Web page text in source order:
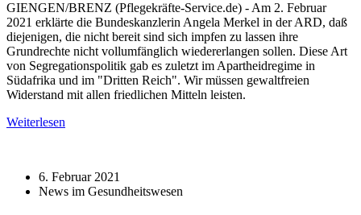
GIENGEN/BRENZ (Pflegekräfte-Service.de) - Am 2. Februar
2021 erklärte die Bundeskanzlerin Angela Merkel in der ARD, daß
diejenigen, die nicht bereit sind sich impfen zu lassen ihre
Grundrechte nicht vollumfänglich wiedererlangen sollen. Diese Art
von Segregationspolitik gab es zuletzt im Apartheidregime in
Südafrika und im "Dritten Reich". Wir müssen gewaltfreien
Widerstand mit allen friedlichen Mitteln leisten.
Weiterlesen
6. Februar 2021
News im Gesundheitswesen